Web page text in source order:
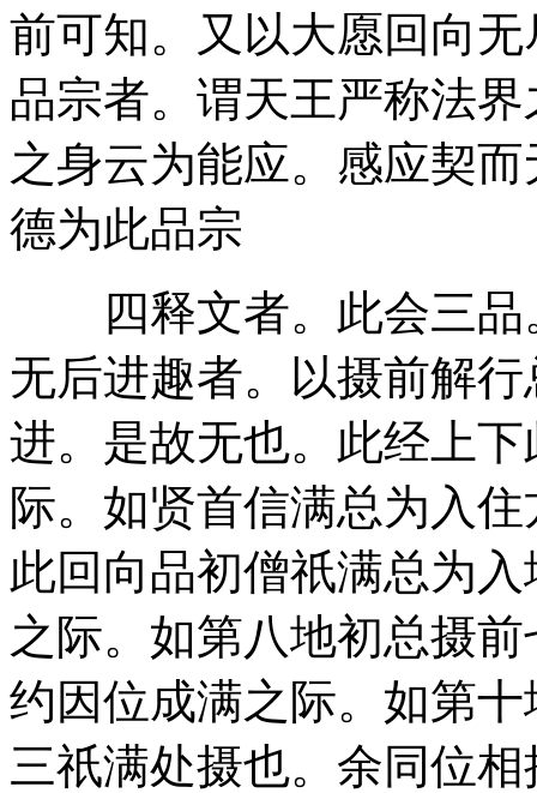
前可知。又以大愿回向
品宗者。谓天王严称法
之身云为能应。感应契
德为此品宗
四释文者。此会三品
无后进趣者。以摄前解
进。是故无也。此经上
际。如贤首信满总为入
此回向品初僧祇满总为
之际。如第八地初总摄
约因位成满之际。如第
三祇满处摄也。余同位